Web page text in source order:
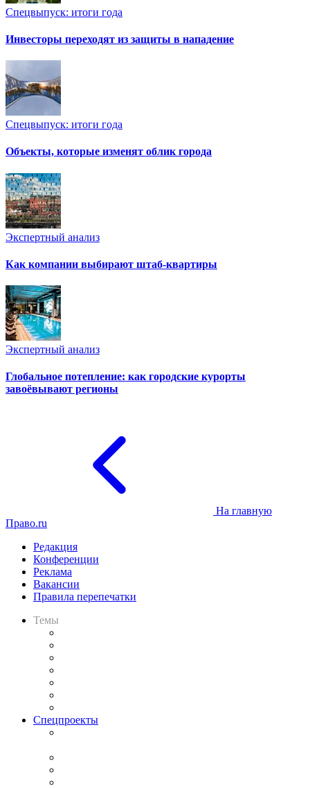
Спецвыпуск: итоги года
Инвесторы переходят из защиты в нападение
Спецвыпуск: итоги года
Объекты, которые изменят облик города
Экспертный анализ
Как компании выбирают штаб-квартиры
Экспертный анализ
Глобальное потепление: как городские курорты
завоёвывают регионы
На главную
Право.ru
Редакция
Конференции
Реклама
Вакансии
Правила перепечатки
Темы
Спецпроекты